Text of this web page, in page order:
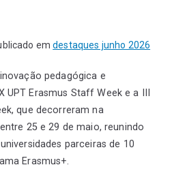
emdestaques junho 2026
pedagógica e
Erasmus Staff Week e a III
que decorreram na
25 e 29 de maio, reunindo
parceiras de 10
Erasmus+.